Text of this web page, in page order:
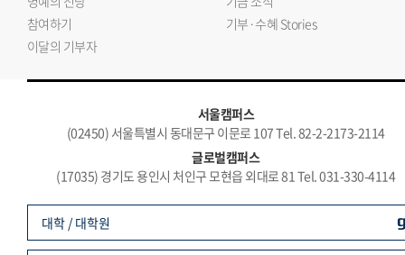
참여하기
기부·수혜 Stories
이달의 기부자
서울캠퍼스
(02450) 서울특별시 동대문구 이문로 107 Tel. 82-2-2173-2114
글로벌캠퍼스
(17035) 경기도 용인시 처인구 모현읍 외대로 81 Tel. 031-330-4114
대학 / 대학원